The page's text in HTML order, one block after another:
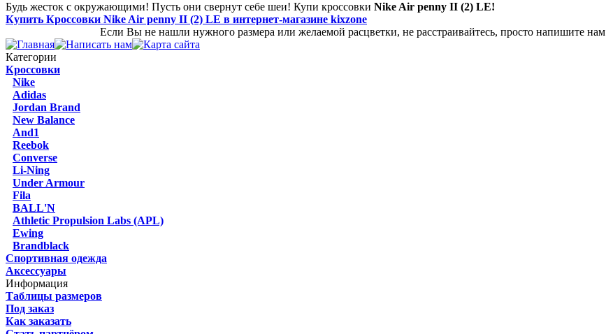
Будь жесток с окружающими! Пусть они свернут себе шеи! Купи кроссовки Nike Air penny II (2) LE!
Купить Кроссовки Nike Air penny II (2) LE в интернет-магазине kixzone
Если Вы не нашли нужного размера или желаемой расцветки, не расстраивайтесь, просто напишите нам
Категории
Кроссовки
Nike
Adidas
Jordan Brand
New Balance
And1
Reebok
Converse
Li-Ning
Under Armour
Fila
BALL'N
Athletic Propulsion Labs (APL)
Ewing
Brandblack
Спортивная одежда
Аксессуары
Информация
Таблицы размеров
Под заказ
Как заказать